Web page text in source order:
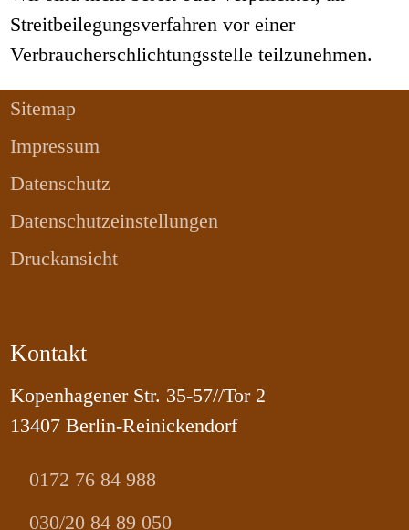
Streitbeilegungsverfahren vor einer
Verbraucherschlichtungsstelle teilzunehmen.
Sitemap
Impressum
Datenschutz
Datenschutzeinstellungen
Druckansicht
Kontakt
Kopenhagener Str. 35-57//Tor 2
13407 Berlin-Reinickendorf
0172 76 84 988
030/20 84 89 050